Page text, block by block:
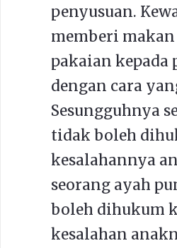
penyusuan.
memberi
pakaian kepada
dengan cara
Sesungguhnya
tidak boleh
kesalahannya
seorang ayah
boleh dihukum
kesalahan